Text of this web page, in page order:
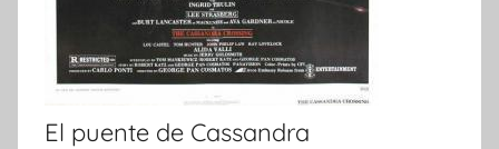
El puente de Cassandra